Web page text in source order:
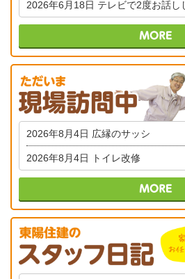
2026年6月18日 テレビで2度お話し
2026年8月4日 広縁のサッシ
2026年8月4日 トイレ改修